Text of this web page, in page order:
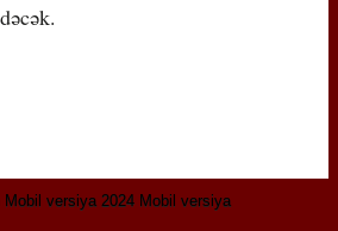
versiya 2024 Mobil versiya